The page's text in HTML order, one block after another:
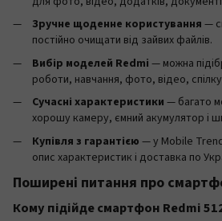
Зручне щоденне користування —
постійно очищати від зайвих файлів.
Вибір моделей Redmi — можна
роботи, навчання, фото, відео,
Сучасні характеристики — багато
хорошу камеру, ємний акумулятор і
Купівля з гарантією — у Mobile Trend
опис характеристик і доставка по
Поширені питання про
Кому підійде смартфон Redmi